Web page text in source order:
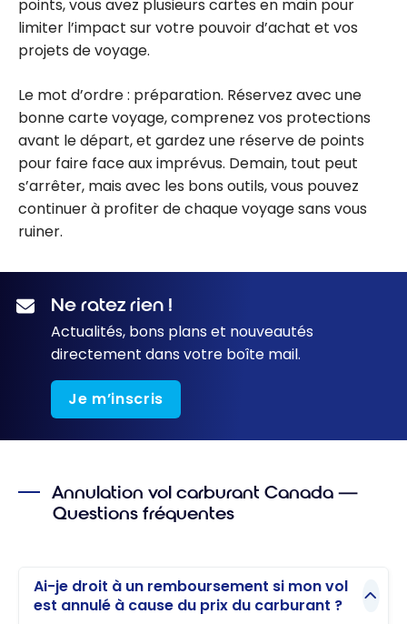
points, vous avez plusieurs cartes en main pour
limiter l’impact sur votre pouvoir d’achat et vos
projets de voyage.
Le mot d’ordre : préparation. Réservez avec une
bonne carte voyage, comprenez vos protections
avant le départ, et gardez une réserve de points
pour faire face aux imprévus. Demain, tout peut
s’arrêter, mais avec les bons outils, vous pouvez
continuer à profiter de chaque voyage sans vous
ruiner.
Ne ratez rien !
Actualités, bons plans et nouveautés
directement dans votre boîte mail.
Je m’inscris
Annulation vol carburant Canada —
Questions fréquentes
Ai-je droit à un remboursement si mon vol
est annulé à cause du prix du carburant ?